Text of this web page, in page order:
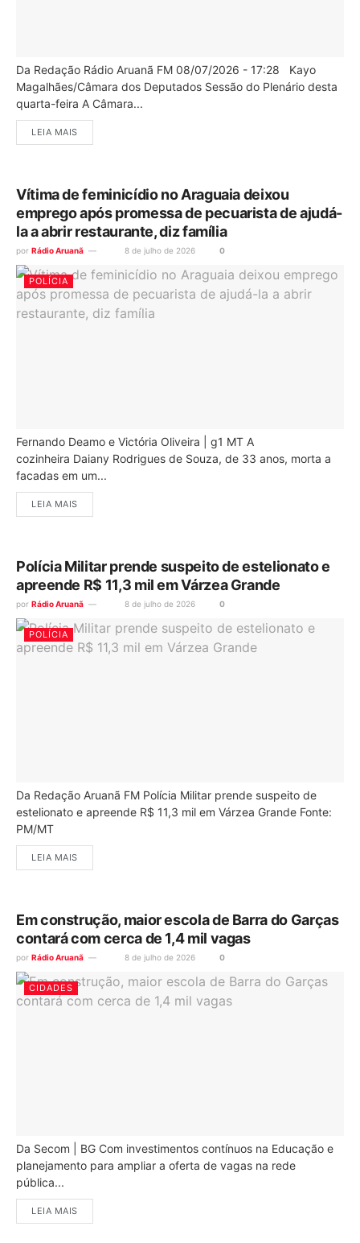
Da Redação Rádio Aruanã FM 08/07/2026 - 17:28 Kayo
Magalhães/Câmara dos Deputados Sessão do Plenário desta
quarta-feira A Câmara...
LEIA MAIS
Vítima de feminicídio no Araguaia deixou
emprego após promessa de pecuarista de ajudá-
la a abrir restaurante, diz família
por Rádio Aruanã 8 de julho de 2026 0
POLÍCIA
Fernando Deamo e Victória Oliveira | g1 MT A
cozinheira Daiany Rodrigues de Souza, de 33 anos, morta a
facadas em um...
LEIA MAIS
Polícia Militar prende suspeito de estelionato e
apreende R$ 11,3 mil em Várzea Grande
por Rádio Aruanã 8 de julho de 2026 0
POLÍCIA
Da Redação Aruanã FM Polícia Militar prende suspeito de
estelionato e apreende R$ 11,3 mil em Várzea Grande Fonte:
PM/MT
LEIA MAIS
Em construção, maior escola de Barra do Garças
contará com cerca de 1,4 mil vagas
por Rádio Aruanã 8 de julho de 2026 0
CIDADES
Da Secom | BG Com investimentos contínuos na Educação e
planejamento para ampliar a oferta de vagas na rede
pública...
LEIA MAIS